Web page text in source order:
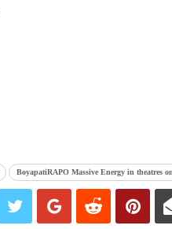
BoyapatiRAPO Massive Energy in theatres